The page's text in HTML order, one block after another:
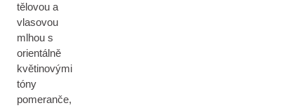
tělovou a
vlasovou
mlhou s
orientálně
květinovými
tóny
pomeranče,